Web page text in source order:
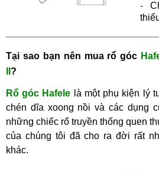
-
Tại sao bạn nên mua rổ góc
?
Rổ góc Hafele à một phụ kiện lý
chén dĩa xoong nồi và các dụng
những chiếc rổ truyền thống quen
của chúng tôi đã cho ra đời rất
khác.